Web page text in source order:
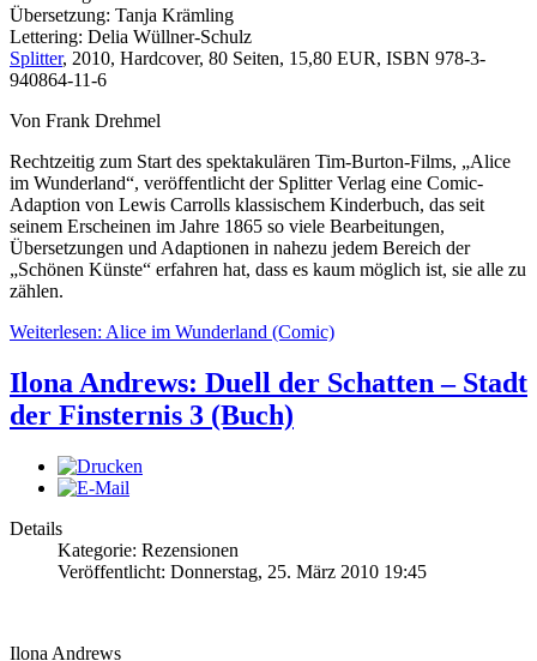
Übersetzung: Tanja Krämling
Lettering: Delia Wüllner-Schulz
Splitter, 2010, Hardcover, 80 Seiten, 15,80 EUR, ISBN 978-3-
940864-11-6
Von Frank Drehmel
Rechtzeitig zum Start des spektakulären Tim-Burton-Films, „Alice
im Wunderland“, veröffentlicht der Splitter Verlag eine Comic-
Adaption von Lewis Carrolls klassischem Kinderbuch, das seit
seinem Erscheinen im Jahre 1865 so viele Bearbeitungen,
Übersetzungen und Adaptionen in nahezu jedem Bereich der
„Schönen Künste“ erfahren hat, dass es kaum möglich ist, sie alle zu
zählen.
Weiterlesen: Alice im Wunderland (Comic)
Ilona Andrews: Duell der Schatten – Stadt
der Finsternis 3 (Buch)
Details
Kategorie: Rezensionen
Veröffentlicht: Donnerstag, 25. März 2010 19:45
Ilona Andrews